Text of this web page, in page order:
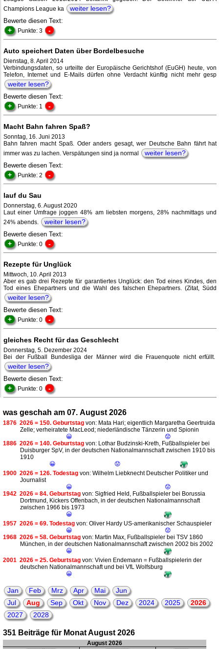
Champions League ka
weiter lesen?
Bewerte diesen Text:
+ Punkte: 3 -
Auto speichert Daten über Bordelbesuche
Dienstag, 8. April 2014
Verbindungsdaten, so urteilte der Europäische Gerichtshof (EuGH) heute, von
Telefon, Internet und E-Mails dürfen ohne Verdacht künftig nicht mehr gesp
weiter lesen?
Bewerte diesen Text:
+ Punkte: 1 -
Macht Bahn fahren Spaß?
Sonntag, 16. Juni 2013
Bahn fahren macht Spaß. Oder anders gesagt, wer Deutsche Bahn fährt hat
immer was zu lachen. Verspätungen sind ja normal
weiter lesen?
Bewerte diesen Text:
+ Punkte: 2 -
lauf du Sau
Donnerstag, 6. August 2020
Laut einer Umfrage joggen 48% am liebsten morgens, 28% nachmittags und
24% abends.
weiter lesen?
Bewerte diesen Text:
+ Punkte: 0 -
Rezepte für Unglück
Mittwoch, 10. April 2013
Aber es gab drei Rezepte für garantiertes Unglück: den Tod eines Kindes, den
Tod eines Ehepartners und die Wahl des falschen Ehepartners. (Zitat, Südd
weiter lesen?
Bewerte diesen Text:
+ Punkte: 0 -
gleiches Recht für das Geschlecht
Donnerstag, 5. Dezember 2024
Bei der Fußball Bundesliga der Männer wird die Frauenquote nicht erfüllt.
weiter lesen?
Bewerte diesen Text:
+ Punkte: 0 -
was geschah am 07. August 2026
1876 2026 = 150. Geburtstag von: Mata Hari; eigentlich Margaretha Geertruida
Zelle; verheiratete MacLeod; niederländische Tänzerin und Spionin
😀
😟
1886 2026 = 140. Geburtstag von: Lothar Budzinski-Kreth, Fußballspieler bei
Duisburger SpV, in der deutschen Nationalmannschaft zwischen 1910 bis
1910
😀
😟
1900 2026 = 126. Todestag von: Wilhelm Liebknecht Deutscher Politiker und
Journalist
😀
😟
1942 2026 = 84. Geburtstag von: Sigfried Held, Fußballspieler bei Borussia
Dortmund, Kickers Offenbach, in der deutschen Nationalmannschaft
zwischen 1966 bis 1973
😀
1957 2026 = 69. Todestag von: Oliver Hardy US-amerikanischer Schauspieler
😀
😟
1968 2026 = 58. Geburtstag von: Martin Max, Fußballspieler bei TSV 1860
München, in der deutschen Nationalmannschaft zwischen 2002 bis 2002
😀
2001 2026 = 25. Geburtstag von: Vivien Endemann = Fußballspielerin der
deutschen Nationalmannschaft und bei VfL Wolfsburg
😀
Jan Feb Mrz Apr Mai
Jun
Jul
Aug Sep Okt Nov Dez 2024 2025
2026
2027
2028
351 Beiträge für Monat August 2026
August 2026